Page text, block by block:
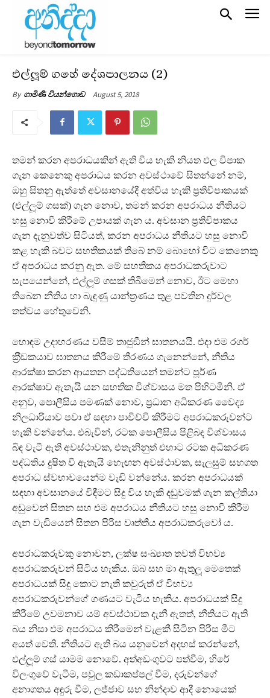
එල්ලූම් ගහේ දේශපාලනය (2)
By ගාමිණි වියන්ගොඩ August 5, 2018
තමන් කරන අපරාධයකින් ඇති විය හැකි නියත ඵල විපාක
ගැන කෙනෙකු අපරාධය කරන අවස් ථාවේ සිතන්නේ නම්,
ඔහු සිතනු ඇත්තේ අවසානයේදී අත්විය හැකි ප‍්‍රතිවිපාකයක්
(එල්ලූම් ගසක්) ගැන නොව, තමන් කරන අපරාධය නීතියට
හසු නොවී කිරීමේ උපායක් ගැන ය. අවසාන ප‍්‍රතිවිපාකය
ගැන දැනුවත්ව සිටියත්, කරන අපරාධය නීතියට හසු නොවී
කළ හැකි බවට සහතිකයක් තිබේ නම් බොහෝ විට කෙනෙකු
ඒ අපරාධය කරනු ඇත. මේ සහතිකය අපරාධකරුවාට
සැපයෙන්නේ, එල්ලූම් ගසක් තිබීමෙන් නොව, ඊට මෙහා
තිබෙන නීතිය හා බැඳුණු යාන්ත‍්‍රණය තුළ පවතින දුර්වල
තත්වය හේතුවෙනි.
හොඳම උදාහරණය වසීම් තාජුඞීන් ඝාතනයයි. එදා එම රගර්
ක‍්‍රීඩකයාව ඝාතනය කිරීමේ තීරණය ගැනෙන්නේ, නීතිය
ආරක්ෂා කරන ආයතන පද්ධතියෙන් තමන්ට පූර්ණ
ආරක්ෂාව ඇතැයි යන සහතික විශ්වාසය මත පිහිටමිනි. ඒ
අනුව, පොලීසිය පමණක් නොව, ප‍්‍රධාන අධිකරණ වෛද්‍ය
නිලධාරියාව පවා ඒ සඳහා පාවිච්චි කිරීමට අපරාධකරුවන්ට
හැකි වන්නේය. එබැවින්, රටක පොලීසිය පිළිබඳ විශ්වාසය
බිඳ වැටී ඇති අවස්ථාවක, එතැනිනුත් එහාට රටක අධිකරණ
පද්ධතිය දුෂිත වී ඇතැයි හැෙඟන අවස් ථාවක, සැලසුම් සහගත
අපරාධ ස්වභාවයෙන්ම වැඩි වන්නේය. කරන අපරාධයක්
සඳහා අවසානයේ විඳීමට සිදු විය හැකි දඬුවමක් ගැන කල්තියා
අඩුවෙන් සිතන සහ එම අපරාධය නීතියට හසු නොවී කිරීම
ගැන වැඩියෙන් සිතන පිරිස වෘත්තීය අපරාධකරුවෝ ය.
අපරාධකරුවකු නොවන, ලක්ෂ සංඛ්‍යාත තවත් විභව්‍ය
අපරාධකරුවන් සිටිය හැකිය. ඔබ සහ මා ඇතුලූ මෙතෙක්
අපරාධයක් සිදු කොට නැති කවුරුත් ඒ විභව්‍ය
අපරාධකරුවන්ගේ ගණයට වැටිය හැකිය. අපරාධයක් සිදු
කිරීමේ උවමනාව යම් අවස්ථාවක දැනී ඇතත්, නීතියට ඇති
බය නිසා එම අපරාධය කිරීමෙන් වැළකී සිටින පිරිස මීට
අයත් වෙති. නීතියට ඇති බය යනුවෙන් අදහස් කරන්නේ,
එල්ලූම් ගස් යාමම නොවේ. අත්අඩංගුවට පත්වීම, හිරේ
විලංගුවේ වැටීම, පවුල කඩාකප්පල් වීම, දරුවන්ගේ
අනාගතය අඳුරු වීම, ලජ්ජාව සහ නින්දාව ආදී නොයෙක්